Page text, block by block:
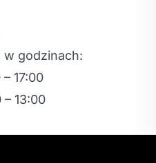
w godzinach:
17:00
13:00